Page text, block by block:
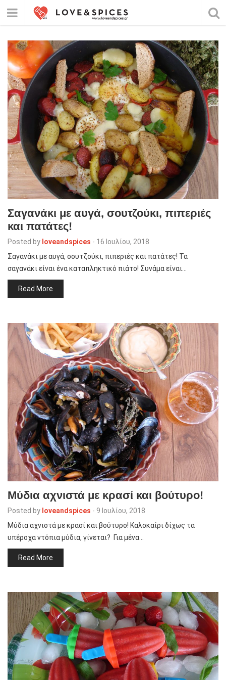
Σαγανάκι με αυγά, σουτζούκι, πιπεριές
και πατάτες!
Posted by loveandspices - 16 Ιουλίου, 2018
Σαγανάκι με αυγά, σουτζούκι, πιπεριές και πατάτες! Τα
σαγανάκι είναι ένα καταπληκτικό πιάτο! Συνάμα είναι…
Read More
Μύδια αχνιστά με κρασί και βούτυρο!
Posted by loveandspices - 9 Ιουλίου, 2018
Μύδια αχνιστά με κρασί και βούτυρο! Καλοκαίρι δίχως τα
υπέροχα ντόπια μύδια, γίνεται? Για μένα…
Read More